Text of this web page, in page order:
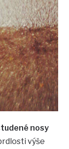
nosy
výše